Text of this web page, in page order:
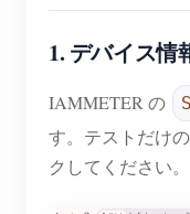
1. デバイス情
IAMMETER の
す。テストだけの
クしてください。